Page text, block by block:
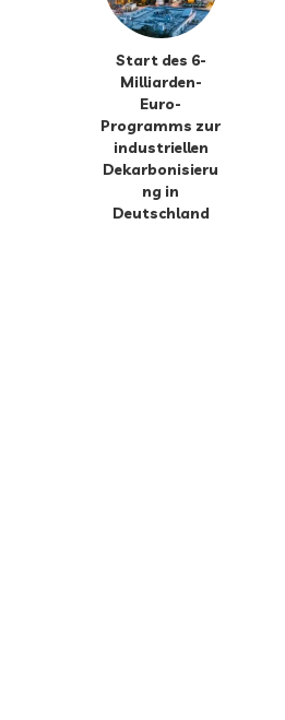
Start des 6-
Milliarden-
Euro-
Programms zur
industriellen
Dekarbonisieru
ng in
Deutschland